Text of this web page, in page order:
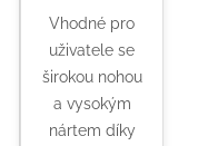
Vhodné pro
uživatele se
širokou nohou
a vysokým
nártem díky